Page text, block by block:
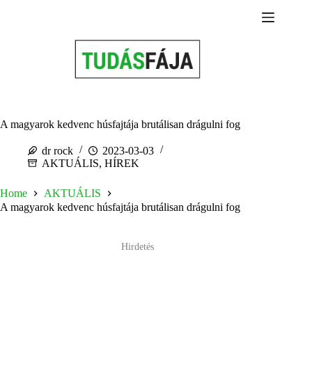
A magyarok kedvenc húsfajtája brutálisan drágulni fog
dr rock
2023-03-03
AKTUÁLIS, HÍREK
Home
AKTUÁLIS
A magyarok kedvenc húsfajtája brutálisan drágulni fog
Hirdetés